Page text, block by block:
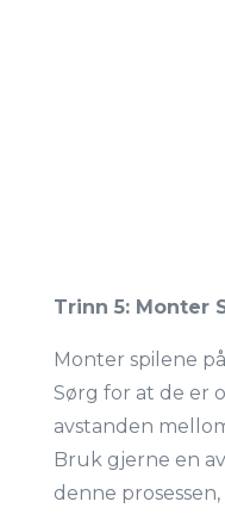
Trinn 5: Monter
Monter spilene
Sørg for at de er
avstanden
Bruk gjerne en
denne